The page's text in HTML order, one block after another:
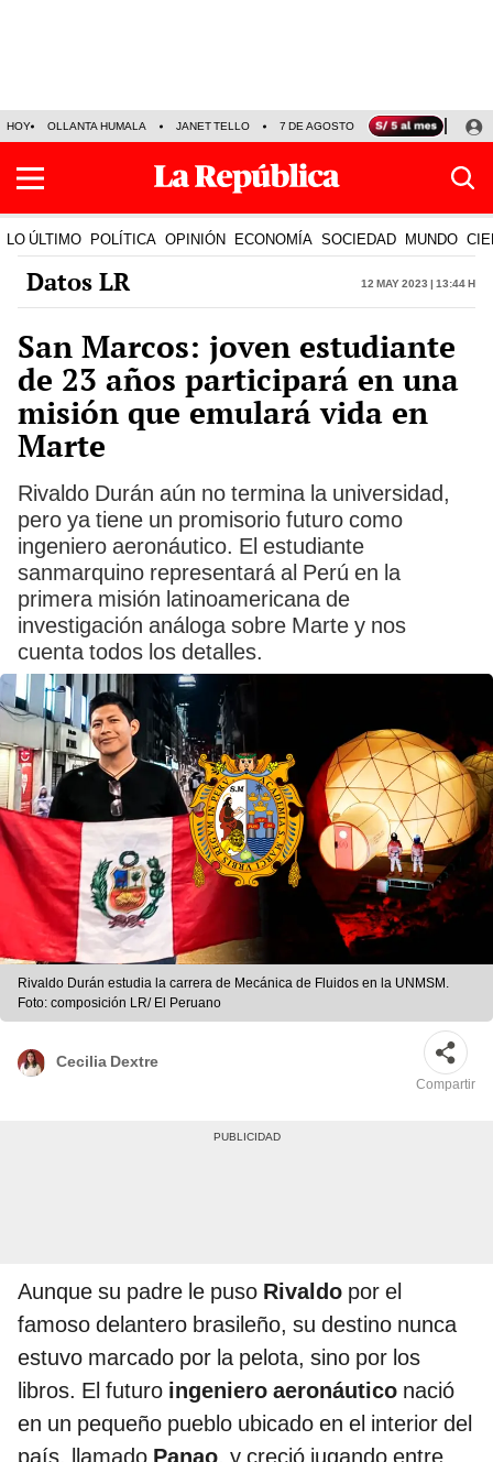
HOY OLLANTA HUMALA JANET TELLO 7 DE AGOSTO TINKA RESULTADOS
LO ÚLTIMO POLÍTICA OPINIÓN ECONOMÍA SOCIEDAD MUNDO
Datos LR 12 May 2023 | 13:44 h
San Marcos: joven estudiante
de 23 años participará en una
misión que emulará vida en
Marte
Rivaldo Durán aún no termina la universidad,
pero ya tiene un promisorio futuro como
ingeniero aeronáutico. El estudiante
sanmarquino representará al Perú en la
primera misión latinoamericana de
investigación análoga sobre Marte y nos
cuenta todos los detalles.
Rivaldo Durán estudia la carrera de Mecánica de Fluidos en la UNMSM.
Foto: composición LR/ El Peruano
Cecilia Dextre
Compartir
Aunque su padre le puso Rivaldo por el
famoso delantero brasileño, su destino nunca
estuvo marcado por la pelota, sino por los
libros. El futuro ingeniero aeronáutico nació
en un pequeño pueblo ubicado en el interior del
país, llamado Panao, y creció jugando entre